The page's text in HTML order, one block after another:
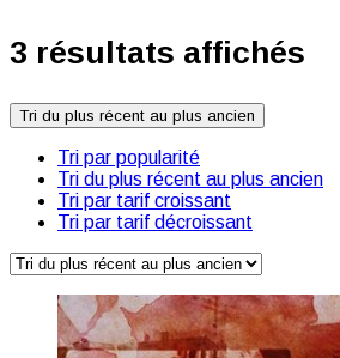
3 résultats affichés
Tri du plus récent au plus ancien
Tri par popularité
Tri du plus récent au plus ancien
Tri par tarif croissant
Tri par tarif décroissant